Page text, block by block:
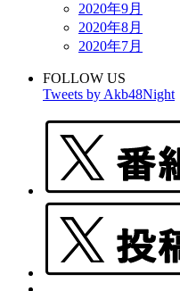
2020年9月
2020年8月
2020年7月
FOLLOW US
Tweets by Akb48Night